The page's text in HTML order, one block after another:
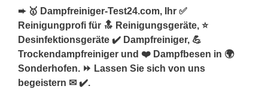
➨ 🥇 Dampfreiniger-Test24.com, Ihr ✅
Reinigungprofi für 🔝 Reinigungsgeräte, ⭐
Desinfektionsgeräte ✔️ Dampfreiniger, 💪
Trockendampfreiniger und ❤️ Dampfbesen in 🌍
Sonderhofen. ⏩ Lassen Sie sich von uns
begeistern ✉ ✔️.